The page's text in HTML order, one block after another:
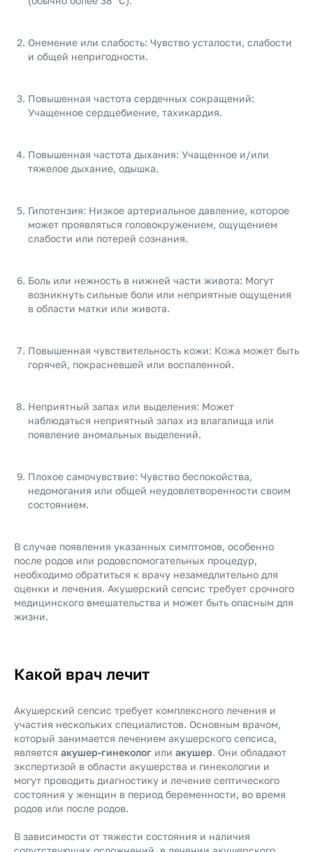
Онемение или слабость: Чувство усталости, слабости
и общей непригодности.
Повышенная частота сердечных сокращений:
Учащенное сердцебиение, тахикардия.
Повышенная частота дыхания: Учащенное и/или
тяжелое дыхание, одышка.
Гипотензия: Низкое артериальное давление, которое
может проявляться головокружением, ощущением
слабости или потерей сознания.
Боль или нежность в нижней части живота: Могут
возникнуть сильные боли или неприятные ощущения
в области матки или живота.
Повышенная чувствительность кожи: Кожа может быть
горячей, покрасневшей или воспаленной.
Неприятный запах или выделения: Может
наблюдаться неприятный запах из влагалища или
появление аномальных выделений.
Плохое самочувствие: Чувство беспокойства,
недомогания или общей неудовлетворенности своим
состоянием.
В случае появления указанных симптомов, особенно
после родов или родовспомогательных процедур,
необходимо обратиться к врачу незамедлительно для
оценки и лечения. Акушерский сепсис требует срочного
медицинского вмешательства и может быть опасным для
жизни.
Какой врач лечит
Акушерский сепсис требует комплексного лечения и
участия нескольких специалистов. Основным врачом,
который занимается лечением акушерского сепсиса,
является акушер-гинеколог или акушер. Они обладают
экспертизой в области акушерства и гинекологии и
могут проводить диагностику и лечение септического
состояния у женщин в период беременности, во время
родов или после родов.
В зависимости от тяжести состояния и наличия